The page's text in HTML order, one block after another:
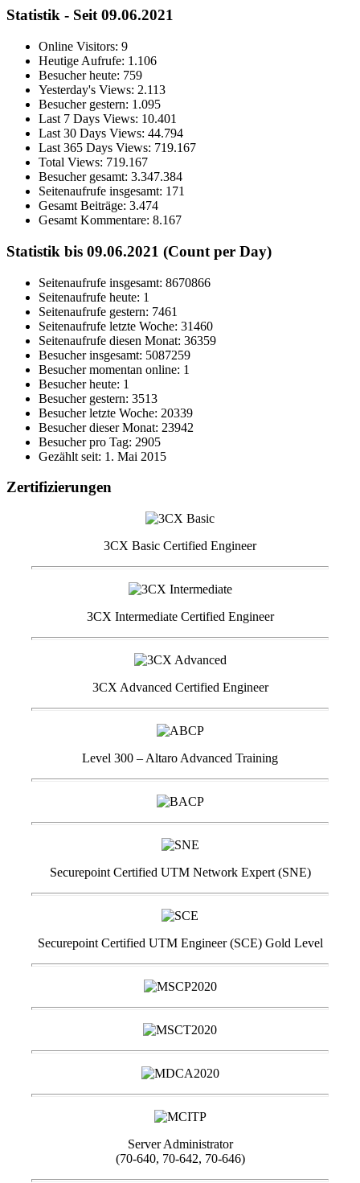
Statistik - Seit 09.06.2021
Online Visitors: 9
Heutige Aufrufe: 1.106
Besucher heute: 759
Yesterday's Views: 2.113
Besucher gestern: 1.095
Last 7 Days Views: 10.401
Last 30 Days Views: 44.794
Last 365 Days Views: 719.167
Total Views: 719.167
Besucher gesamt: 3.347.384
Seitenaufrufe insgesamt: 171
Gesamt Beiträge: 3.474
Gesamt Kommentare: 8.167
Statistik bis 09.06.2021 (Count per Day)
Seitenaufrufe insgesamt: 8670866
Seitenaufrufe heute: 1
Seitenaufrufe gestern: 7461
Seitenaufrufe letzte Woche: 31460
Seitenaufrufe diesen Monat: 36359
Besucher insgesamt: 5087259
Besucher momentan online: 1
Besucher heute: 1
Besucher gestern: 3513
Besucher letzte Woche: 20339
Besucher dieser Monat: 23942
Besucher pro Tag: 2905
Gezählt seit: 1. Mai 2015
Zertifizierungen
3CX Basic Certified Engineer
3CX Intermediate Certified Engineer
3CX Advanced Certified Engineer
Level 300 – Altaro Advanced Training
Securepoint Certified UTM Network Expert (SNE)
Securepoint Certified UTM Engineer (SCE) Gold Level
Server Administrator
(70-640, 70-642, 70-646)